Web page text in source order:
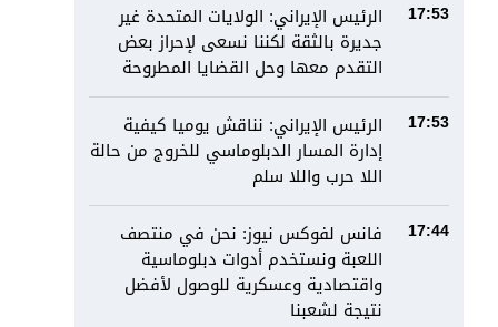
17:53
الرئيس الإيراني: الولايات المتحدة غير
جديرة بالثقة لكننا نسعى لإحراز بعض
التقدم معها وحل القضايا المطروحة
17:53
الرئيس الإيراني: نناقش يوميا كيفية
إدارة المسار الدبلوماسي للخروج من حالة
اللا حرب واللا سلم
17:44
فانس لفوكس نيوز: نحن في منتصف
اللعبة ونستخدم أدوات دبلوماسية
واقتصادية وعسكرية للوصول لأفضل
نتيجة لشعبنا